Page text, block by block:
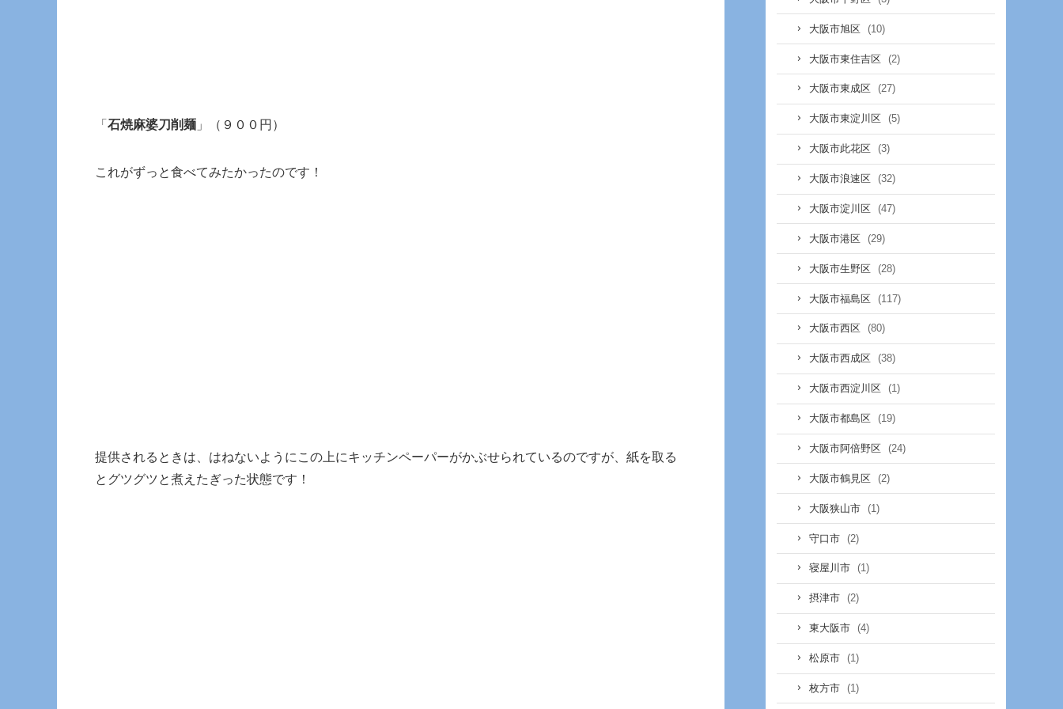
「 石焼麻婆刀削麺 」（９００円）
これがずっと食べてみたかったのです！
提供されるときは、はねないようにこの上にキッチンペーパーがかぶせられているのですが、紙を取る
とグツグツと煮えたぎった状態です！
大阪市旭区 (10)
大阪市東住吉区 (2)
大阪市東成区 (27)
大阪市東淀川区 (5)
大阪市此花区 (3)
大阪市浪速区 (32)
大阪市淀川区 (47)
大阪市港区 (29)
大阪市生野区 (28)
大阪市福島区 (117)
大阪市西区 (80)
大阪市西成区 (38)
大阪市西淀川区 (1)
大阪市都島区 (19)
大阪市阿倍野区 (24)
大阪市鶴見区 (2)
大阪狭山市 (1)
守口市 (2)
寝屋川市 (1)
摂津市 (2)
東大阪市 (4)
松原市 (1)
枚方市 (1)